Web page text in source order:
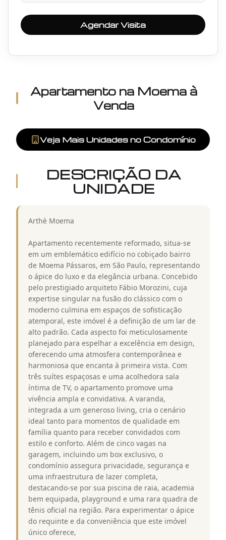
Apartamento na Moema à
Venda
Veja Mais Unidades no Condomínio
DESCRIÇÃO DA
UNIDADE
Arthè Moema
Apartamento recentemente reformado, situa-se
em um emblemático edifício no cobiçado bairro
de Moema Pássaros, em São Paulo, representando
o ápice do luxo e da elegância urbana. Concebido
pelo prestigiado arquiteto Fábio Morozini, cuja
expertise singular na fusão do clássico com o
moderno culmina em espaços de sofisticação
atemporal, este imóvel é a definição de um lar de
alto padrão. Cada aspecto foi meticulosamente
planejado para espelhar a excelência em design,
oferecendo uma atmosfera contemporânea e
harmoniosa que encanta à primeira vista. Com
três suítes espaçosas e uma acolhedora sala
íntima de TV, o apartamento promove uma
vivência ampla e convidativa. A varanda,
integrada a um generoso living, cria o cenário
ideal tanto para momentos de qualidade em
família quanto para receber convidados com
estilo e conforto. Além de cinco vagas na
garagem, incluindo um box exclusivo, o
condomínio assegura privacidade, segurança e
uma infraestrutura de lazer completa,
destacando-se por sua piscina de raia, academia
bem equipada, playground e uma rara quadra de
tênis oficial na região. Para experimentar o ápice
do requinte e da conveniência que este imóvel
único oferece,
Agendar Visita